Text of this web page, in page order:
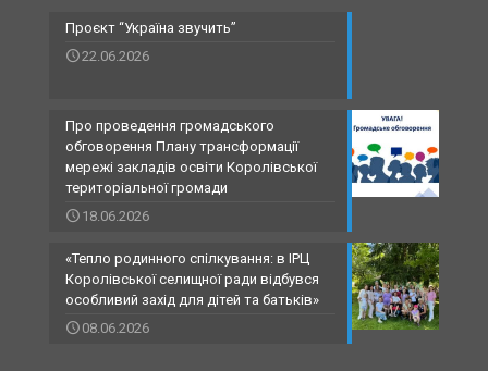
Проєкт “Україна звучить”
22.06.2026
Про проведення громадського
обговорення Плану трансформації
мережі закладів освіти Королівської
територіальної громади
18.06.2026
«Тепло родинного спілкування: в ІРЦ
Королівської селищної ради відбувся
особливий захід для дітей та батьків»
08.06.2026